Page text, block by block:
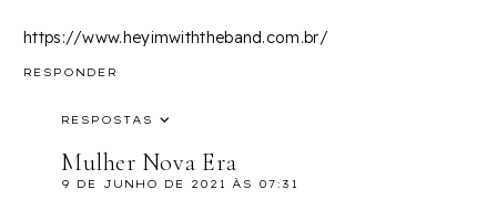
https://www.heyimwiththeband.com.br/
RESPONDER
RESPOSTAS
Mulher Nova Era
9 DE JUNHO DE 2021 ÀS 07:31